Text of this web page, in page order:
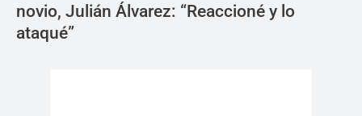
novio, Julián Álvarez: “Reaccioné y lo
ataqué”